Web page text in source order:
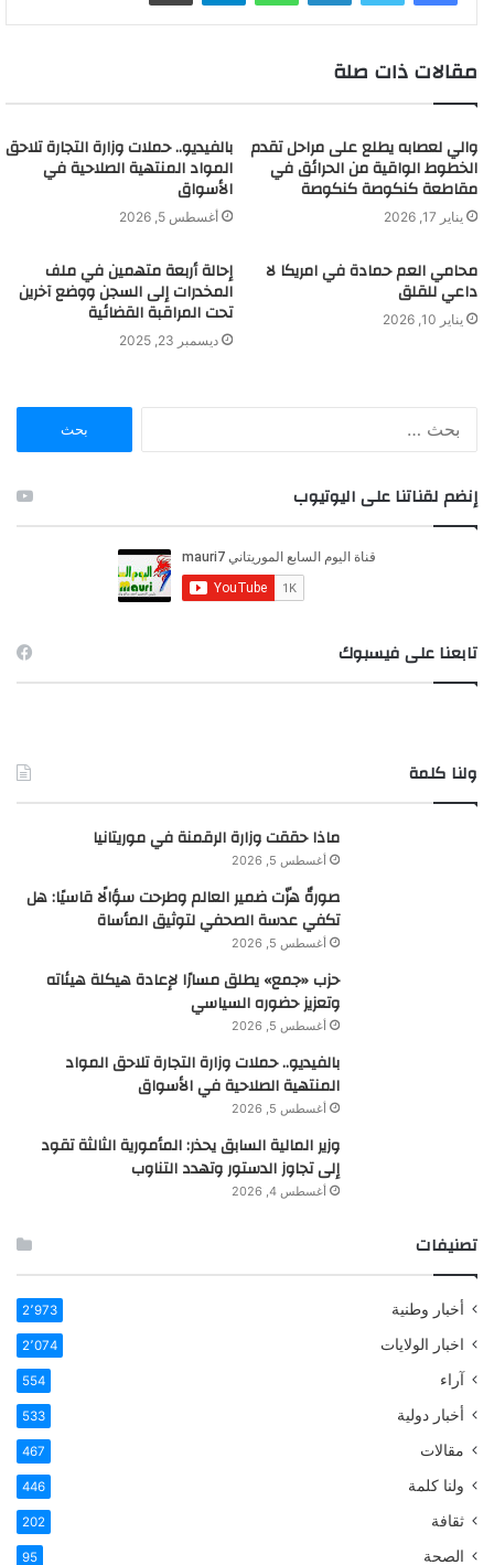
مقالات ذات صلة
والي لعصابه يطلع على مراحل تقدم
الخطوط الواقية من الحرائق في
مقاطعة كنكوصة كنكوصة
يناير 17, 2026
بالفيديو.. حملات وزارة التجارة تلاحق
المواد المنتهية الصلاحية في
الأسواق
أغسطس 5, 2026
محامي العم حمادة في امريكا لا
داعي للقلق
يناير 10, 2026
إحالة أربعة متهمين في ملف
المخدرات إلى السجن ووضع آخرين
تحت المراقبة القضائية
ديسمبر 23, 2025
ن
:
إنضم لقناتنا على اليوتيوب
تابعنا على فيسبوك
ولنا كلمة
ماذا حققت وزارة الرقمنة في موريتانيا
أغسطس 5, 2026
صورةٌ هزّت ضمير العالم وطرحت سؤالًا قاسيًا: هل
تكفي عدسة الصحفي لتوثيق المأساة
أغسطس 5, 2026
حزب «جمع» يطلق مسارًا لإعادة هيكلة هيئاته
وتعزيز حضوره السياسي
أغسطس 5, 2026
بالفيديو.. حملات وزارة التجارة تلاحق المواد
المنتهية الصلاحية في الأسواق
أغسطس 5, 2026
وزير المالية السابق يحذر: المأمورية الثالثة تقود
إلى تجاوز الدستور وتهدد التناوب
أغسطس 4, 2026
تصنيفات
أخبار وطنية 2٬973
اخبار الولايات 2٬074
آراء 554
أخبار دولية 533
مقالات 467
ولنا كلمة 446
ثقافة 202
الصحة 95